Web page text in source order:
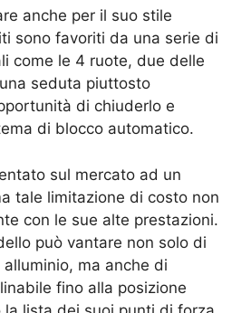
anche per il suo stile
sono favoriti da una serie di
come le 4 ruote, due delle
seduta piuttosto
di chiuderlo e
di blocco automatico.
sul mercato ad un
tale limitazione di costo non
con le sue alte prestazioni.
può vantare non solo di
ma anche di
fino alla posizione